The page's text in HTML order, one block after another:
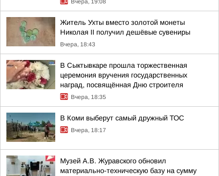
Вчера, 19:08
Житель Ухты вместо золотой монеты
Николая II получил дешёвые сувениры
Вчера, 18:43
В Сыктывкаре прошла торжественная
церемония вручения государственных
наград, посвящённая Дню строителя
Вчера, 18:35
В Коми выберут самый дружный ТОС
Вчера, 18:17
Музей А.В. Журавского обновил
материально-техническую базу на сумму